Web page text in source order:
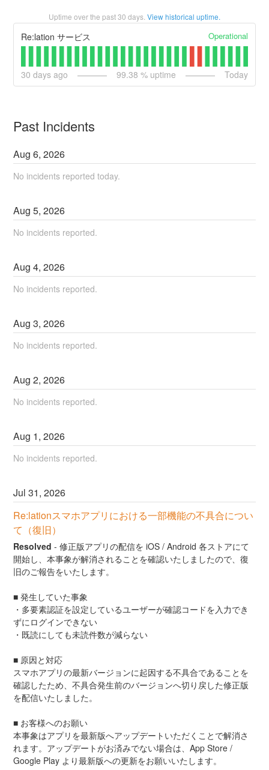
Uptime over the past30 days. View historical uptime.
Re:lation サービス Operational
30 days ago 99.38 % uptime Today
Past Incidents
Aug6,2026
No incidents reported today.
Aug5,2026
No incidents reported.
Aug4,2026
No incidents reported.
Aug3,2026
No incidents reported.
Aug2,2026
No incidents reported.
Aug 1,2026
No incidents reported.
Jul31,2026
Re:lationスマホアプリにおける一部機能の不具合につい
て（復旧）
Resolved -修正版アプリの配信を iOS / Android 各ストアにて
開始し、本事象が解消されることを確認いたしましたので、復
旧のご報告をいたします。
■ 発生していた事象
・多要素認証を設定しているユーザーが確認コードを入力でき
ずにログインできない
・既読にしても未読件数が減らない
■ 原因と対応
スマホアプリの最新バージョンに起因する不具合であることを
確認したため、不具合発生前のバージョンへ切り戻した修正版
を配信いたしました。
■ お客様へのお願い
本事象はアプリを最新版へアップデートいただくことで解消さ
れます。アップデートがお済みでない場合は、App Store /
Google Play より最新版への更新をお願いいたします。